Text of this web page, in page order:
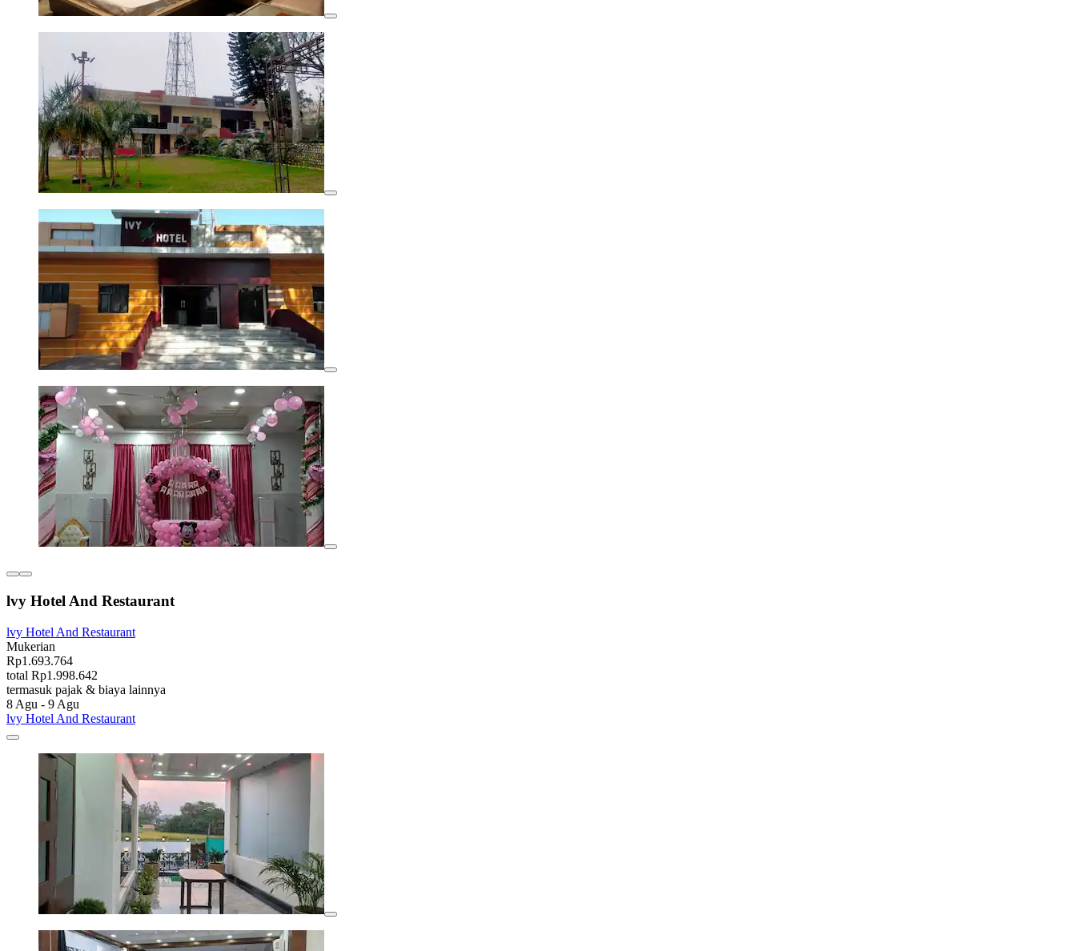
lvy Hotel And Restaurant
lvy Hotel And Restaurant
Mukerian
Rp1.693.764
total Rp1.998.642
termasuk pajak & biaya lainnya
8 Agu - 9 Agu
lvy Hotel And Restaurant